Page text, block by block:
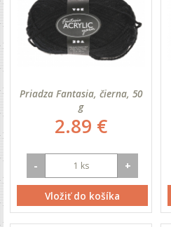
Priadza Fantasia, čierna, 50
g
2.89 €
- +
Vložiť do košíka